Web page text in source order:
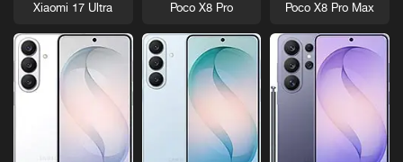
Poco X8 Pro Max
Poco X8 Pro
Xiaomi 17 Ultra